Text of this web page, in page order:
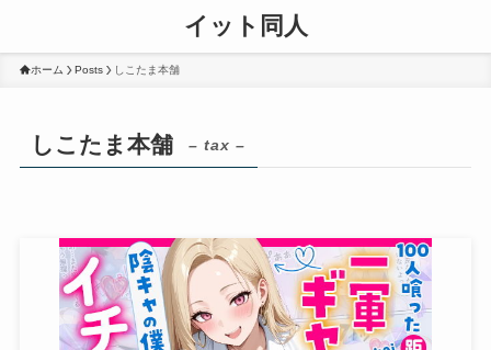
イット同人
ホーム Posts しこたま本舗
しこたま本舗 – tax –